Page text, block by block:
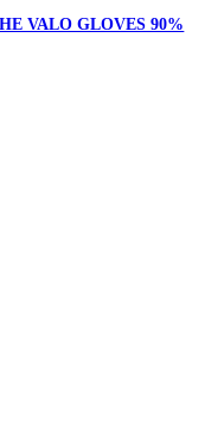
VALO GLOVES 90%